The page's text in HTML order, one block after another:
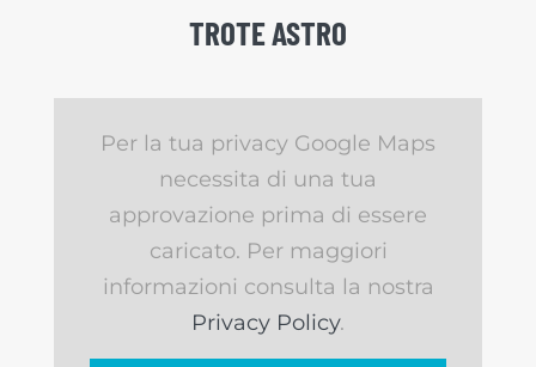
TROTE ASTRO
Per la tua privacy Google Maps
necessita di una tua
approvazione prima di essere
caricato. Per maggiori
informazioni consulta la nostra
Privacy Policy.